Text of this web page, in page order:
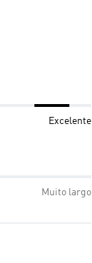
Excelente
Muito largo